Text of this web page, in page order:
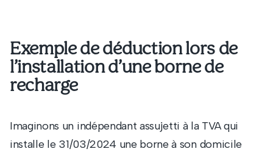
Exemple de déduction lors de
l’installation d’une borne de
recharge
Imaginons un indépendant assujetti à la TVA qui
installe le 31/03/2024 une borne à son domicile